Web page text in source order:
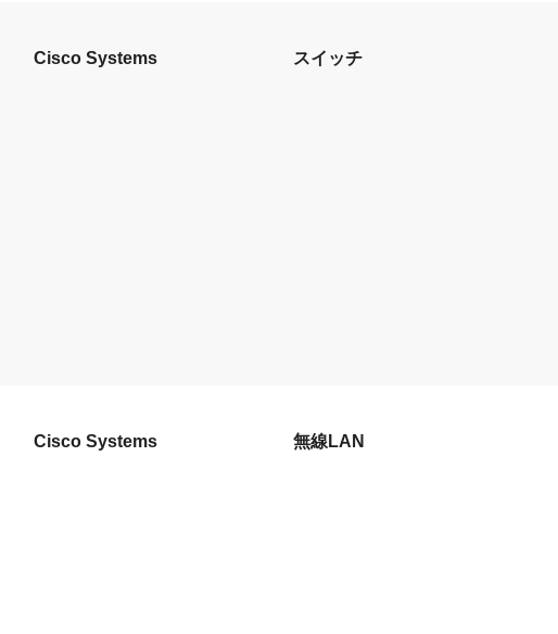
Cisco Systems スイッチ
Cisco Systems 無線LAN